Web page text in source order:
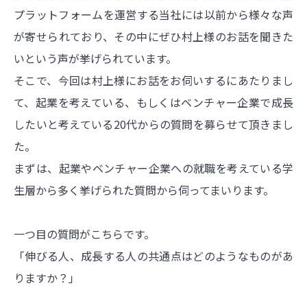
プラットフォームを運営する当社には以前から様々な声
が寄せられており、その中にぜひ村上様のお話を聞きた
いという声が挙げられています。
そこで、今回は村上様にお話をお伺いするにあたりまし
て、起業を考えている、もしくはベンチャー企業で成長
したいと考えている20代からの質問を募らせて頂きまし
た。
まずは、起業やベンチャー企業への就職を考えている学
生層から多く挙げられた質問から伺ってまいります。
一つ目の質問がこちらです。
「伸びる人、成長する人の共通点はどのようなものがあ
りますか？」